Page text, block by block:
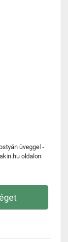
üveggel -
oldalon